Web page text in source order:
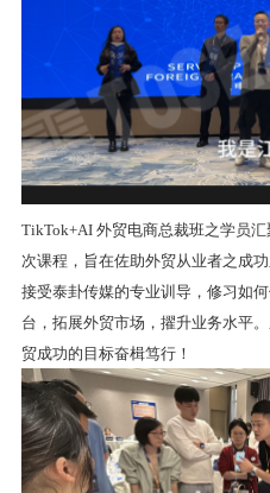
TikTok+AI 外贸电商总裁班之学员
次课程，旨在佐助外贸从业者之成
接受泰卦传媒的专业训导，修习如
台，拓展外贸市场，擢升业务水平
贸成功的目标奋楫笃行！